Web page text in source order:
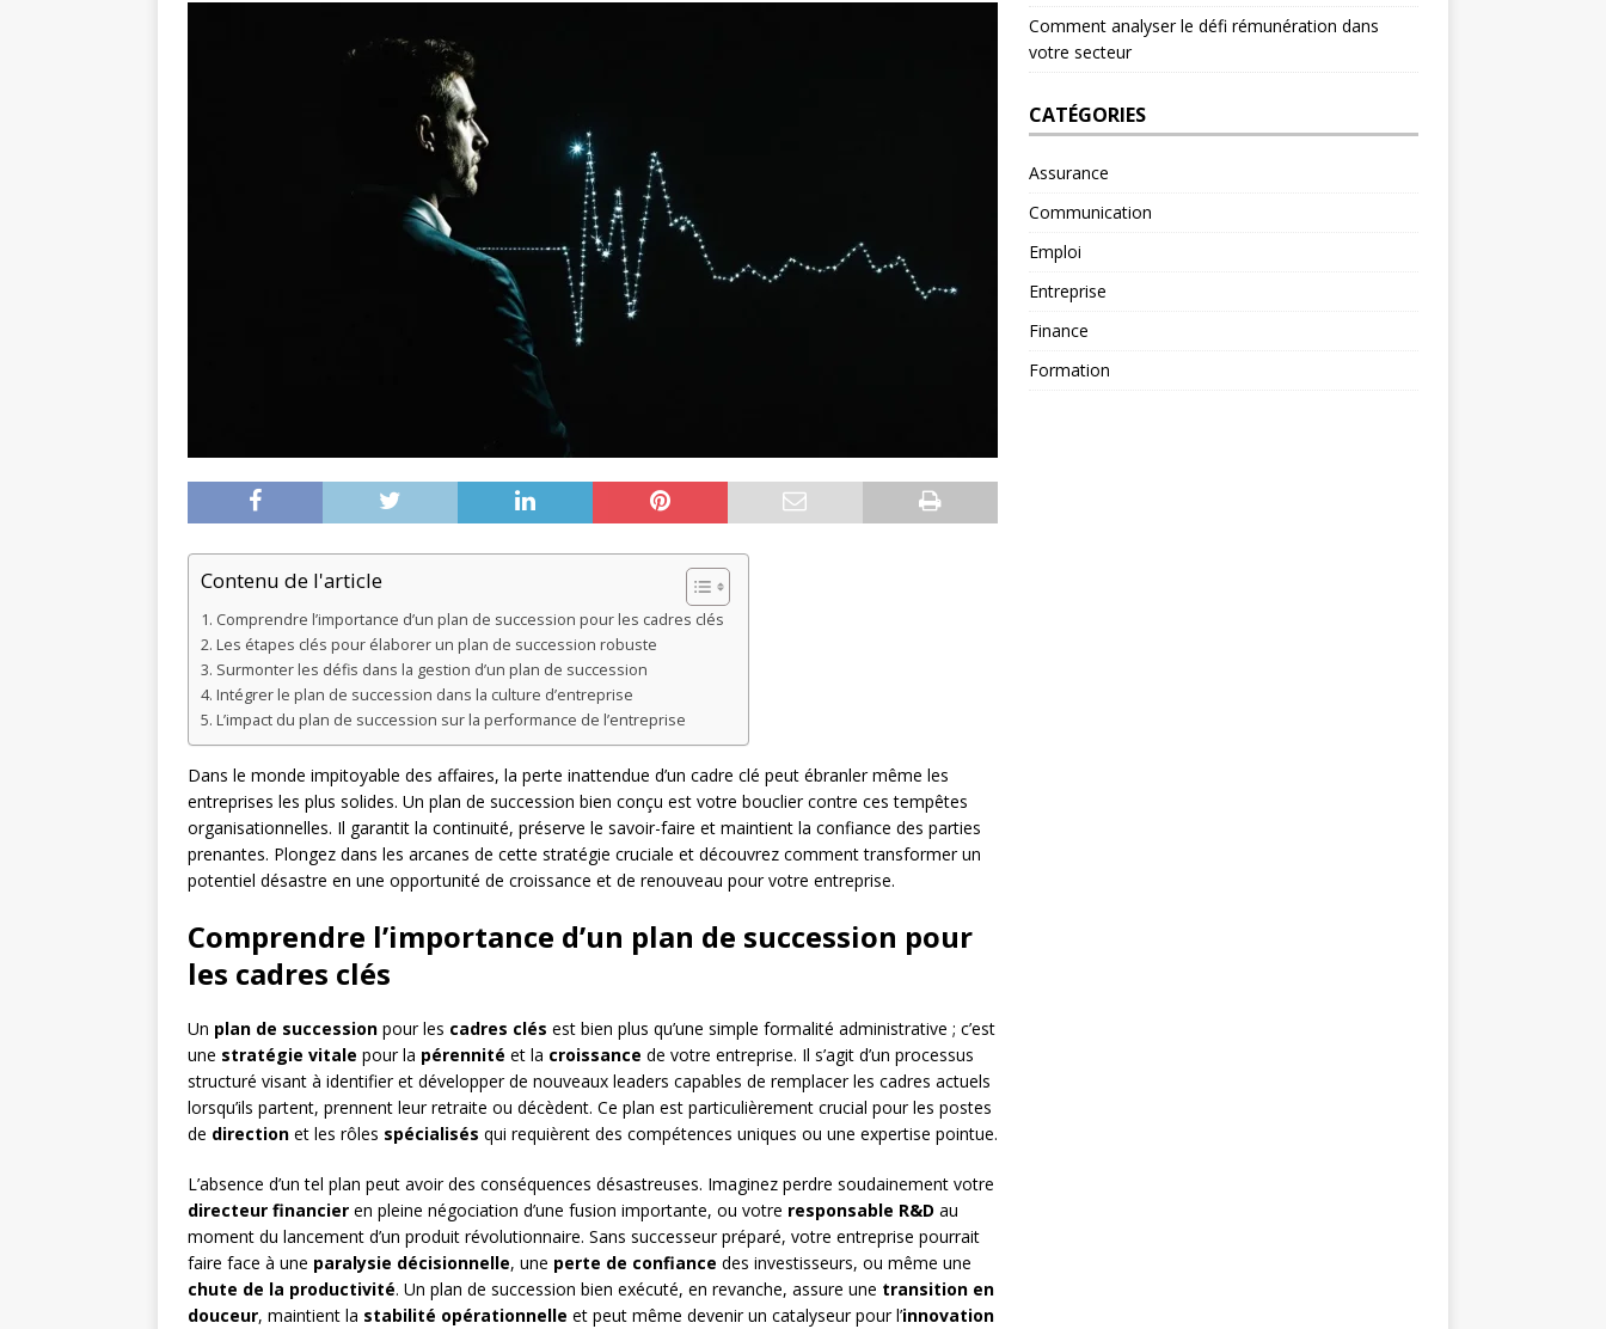
Contenu de l'article
Comprendre l’importance d’un plan de succession pour les cadres clés
Les étapes clés pour élaborer un plan de succession robuste
Surmonter les défis dans la gestion d’un plan de succession
Intégrer le plan de succession dans la culture d’entreprise
L’impact du plan de succession sur la performance de l’entreprise
Dans le monde impitoyable des affaires, la perte inattendue d’un cadre clé peut ébranler même les
entreprises les plus solides. Un plan de succession bien conçu est votre bouclier contre ces tempêtes
organisationnelles. Il garantit la continuité, préserve le savoir-faire et maintient la confiance des parties
prenantes. Plongez dans les arcanes de cette stratégie cruciale et découvrez comment transformer un
potentiel désastre en une opportunité de croissance et de renouveau pour votre entreprise.
Comprendre l’importance d’un plan de succession pour
les cadres clés
Un plan de succession pour les cadres clés est bien plus qu’une simple formalité administrative ; c’est
une stratégie vitale pour la pérennité et la croissance de votre entreprise. Il s’agit d’un processus
structuré visant à identifier et développer de nouveaux leaders capables de remplacer les cadres actuels
lorsqu’ils partent, prennent leur retraite ou décèdent. Ce plan est particulièrement crucial pour les postes
de direction et les rôles spécialisés qui requièrent des compétences uniques ou une expertise pointue.
L’absence d’un tel plan peut avoir des conséquences désastreuses. Imaginez perdre soudainement votre
directeur financier en pleine négociation d’une fusion importante, ou votre responsable R&D au
moment du lancement d’un produit révolutionnaire. Sans successeur préparé, votre entreprise pourrait
faire face à une paralysie décisionnelle, une perte de confiance des investisseurs, ou même une
chute de la productivité. Un plan de succession bien exécuté, en revanche, assure une transition en
douceur, maintient la stabilité opérationnelle et peut même devenir un catalyseur pour l’innovation
Comment analyser le défi rémunération dans
votre secteur
CATÉGORIES
Assurance
Communication
Emploi
Entreprise
Finance
Formation